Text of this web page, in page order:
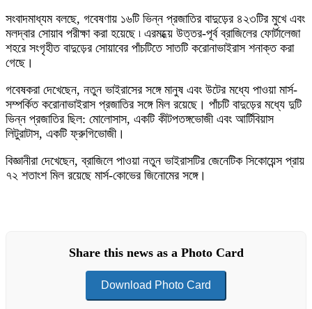
সংবাদমাধ্যম বলছে, গবেষণায় ১৬টি ভিন্ন প্রজাতির বাদুড়ের ৪২৩টির মুখে এবং
মলদ্বার সোয়াব পরীক্ষা করা হয়েছে ৷ এরমধ্য়ে উত্তর-পূর্ব ব্রাজিলের ফোর্টালেজা
শহরে সংগৃহীত বাদুড়ের সোয়াবের পাঁচটিতে সাতটি করোনাভাইরাস শনাক্ত করা
গেছে।
গবেষকরা দেখেছেন, নতুন ভাইরাসের সঙ্গে মানুষ এবং উটের মধ্যে পাওয়া মার্স-
সম্পর্কিত করোনাভাইরাস প্রজাতির সঙ্গে মিল রয়েছে। পাঁচটি বাদুড়ের মধ্যে দুটি
ভিন্ন প্রজাতির ছিল: মোলোসাস, একটি কীটপতঙ্গভোজী এবং আর্টিবিয়াস
লিটুরাটাস, একটি ফ্রুগিভোজী।
বিজ্ঞানীরা দেখেছেন, ব্রাজিলে পাওয়া নতুন ভাইরাসটির জেনেটিক সিকোয়েন্স প্রায়
৭২ শতাংশ মিল রয়েছে মার্স-কোভের জিনোমের সঙ্গে।
Share this news as a Photo Card
Download Photo Card